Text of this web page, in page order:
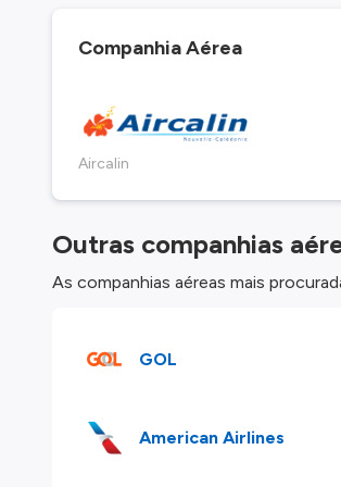
Companhia Aérea
Aircalin
Outras companhias
As companhias aéreas mais
GOL
American Airlines